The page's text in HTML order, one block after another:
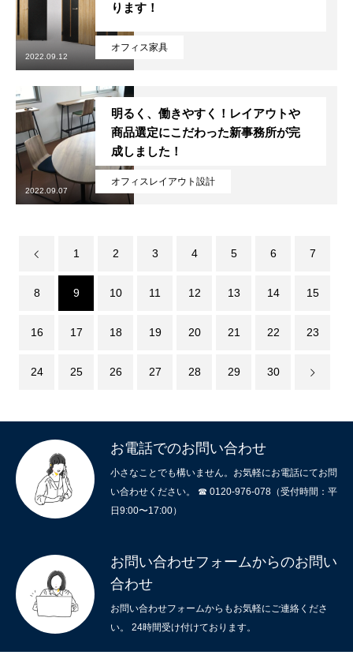
ホーム
サービスメニュー
オフィス家具
ります！
2022.09.12
オフィスレイアウト設計
明るく、働きやすく！レイアウトや
商品選定にこだわった新事務所が完
成しました！
2022.09.07
1 2 3 4 5 6 7
8 9 10 11 12 13 14 15
16 17 18 19 20 21 22 23
24 25 26 27 28 29 30
お電話でのお問い合わせ
小さなことでも構いません。お気軽にお電話にてお問
い合わせください。 ☎ 0120-976-078（受付時間：平
日9:00〜17:00）
お問い合わせフォームからのお問い
合わせ
お問い合わせフォームからもお気軽にご連絡くださ
い。 24時間受け付けております。